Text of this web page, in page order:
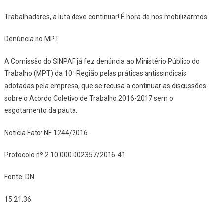
Trabalhadores, a luta deve continuar! É hora de nos mobilizarmos.
Denúncia no MPT
A Comissão do SINPAF já fez denúncia ao Ministério Público do
Trabalho (MPT) da 10ª Região pelas práticas antissindicais
adotadas pela empresa, que se recusa a continuar as discussões
sobre o Acordo Coletivo de Trabalho 2016-2017 sem o
esgotamento da pauta.
Notícia Fato: NF 1244/2016
Protocolo nº 2.10.000.002357/2016-41
Fonte: DN
15:21:36